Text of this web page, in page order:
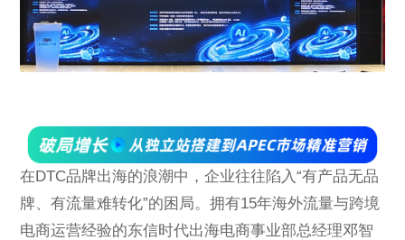
在DTC品牌出海的浪潮中，企业往往陷入“有产品无品
牌、有流量难转化”的困局。拥有15年海外流量与跨境
电商运营经验的东信时代出海电商事业部总经理邓智